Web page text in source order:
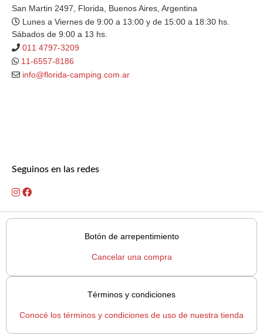
San Martin 2497, Florida, Buenos Aires, Argentina
Lunes a Viernes de 9:00 a 13:00 y de 15:00 a 18:30 hs.
Sábados de 9:00 a 13 hs.
011 4797-3209
11-6557-8186
info@florida-camping.com.ar
Seguinos en las redes
Botón de arrepentimiento
Cancelar una compra
Términos y condiciones
Conocé los términos y condiciones de uso de nuestra tienda